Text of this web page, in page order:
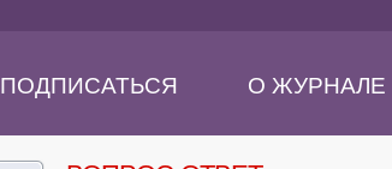
ПОДПИСАТЬСЯ О ЖУРНАЛЕ